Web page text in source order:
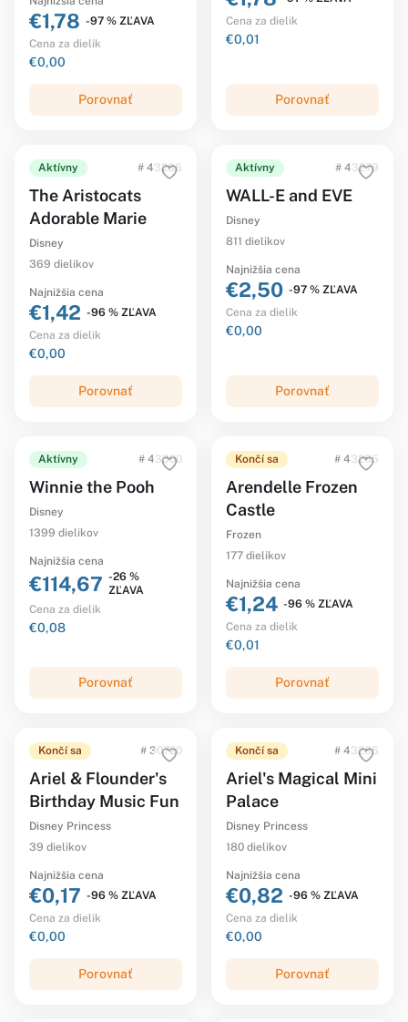
€1,78 -97 % ZĽAVA
Cena za dielik
€0,00
Porovnať
Cena za dielik
€0,01
Porovnať
Aktívny # 43286
The Aristocats
Adorable Marie
Disney
369 dielikov
Najnižšia cena
€1,42 -96 % ZĽAVA
Cena za dielik
€0,00
Porovnať
Aktívny # 43279
WALL-E and EVE
Disney
811 dielikov
Najnižšia cena
€2,50 -97 % ZĽAVA
Cena za dielik
€0,00
Porovnať
Aktívny # 43300
Winnie the Pooh
Disney
1399 dielikov
Najnižšia cena
€114,67 -26 %
ZĽAVA
Cena za dielik
€0,08
Porovnať
Končí sa # 43265
Arendelle Frozen
Castle
Frozen
177 dielikov
Najnižšia cena
€1,24 -96 % ZĽAVA
Cena za dielik
€0,01
Porovnať
Končí sa # 30720
Ariel & Flounder's
Birthday Music Fun
Disney Princess
39 dielikov
Najnižšia cena
€0,17 -96 % ZĽAVA
Cena za dielik
€0,00
Porovnať
Končí sa # 43285
Ariel's Magical Mini
Palace
Disney Princess
180 dielikov
Najnižšia cena
€0,82 -96 % ZĽAVA
Cena za dielik
€0,00
Porovnať